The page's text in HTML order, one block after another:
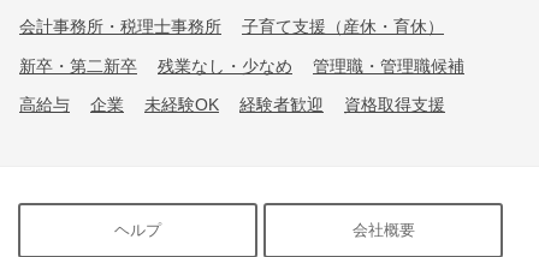
会計事務所・税理士事務所 子育て支援（産休・育休）
新卒・第二新卒 残業なし・少なめ 管理職・管理職候補
高給与 企業 未経験OK 経験者歓迎 資格取得支援
ヘルプ 会社概要